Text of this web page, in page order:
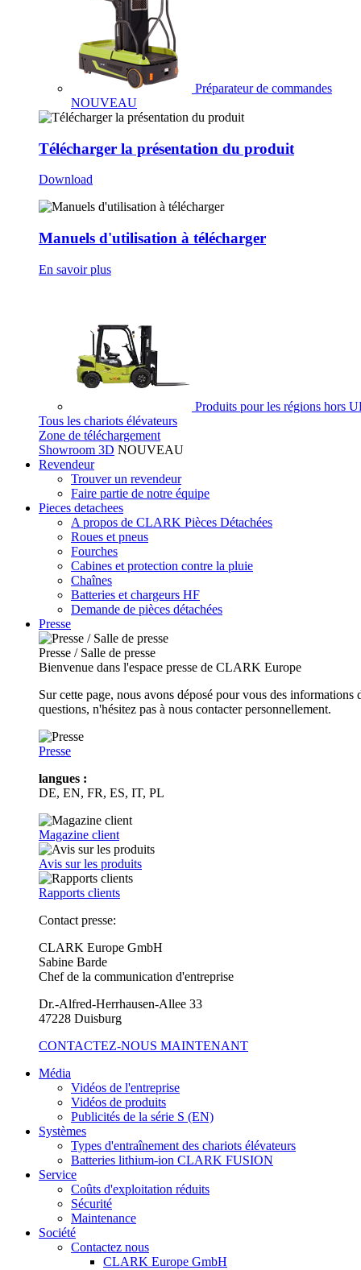
Préparateur de commandes
NOUVEAU
Télécharger la présentation du produit
Download
Manuels d'utilisation à télécharger
En savoir plus
Produits pour les régions hors
Tous les chariots élévateurs
Zone de téléchargement
Showroom 3D NOUVEAU
Revendeur
Trouver un revendeur
Faire partie de notre équipe
Pieces detachees
A propos de CLARK Pièces Détachées
Roues et pneus
Fourches
Cabines et protection contre la pluie
Chaînes
Batteries et chargeurs HF
Demande de pièces détachées
Presse
Presse / Salle de presse
Bienvenue dans l'espace presse de CLARK Europe
Sur cette page, nous avons déposé pour vous des
questions, n'hésitez pas à nous contacter personnellement.
Presse
langues :
DE, EN, FR, ES, IT, PL
Magazine client
Avis sur les produits
Rapports clients
Contact presse:
CLARK Europe GmbH
Sabine Barde
Chef de la communication d'entreprise
Dr.-Alfred-Herrhausen-Allee 33
47228 Duisburg
CONTACTEZ-NOUS MAINTENANT
Média
Vidéos de l'entreprise
Vidéos de produits
Publicités de la série S (EN)
Systèmes
Types d'entraînement des chariots élévateurs
Batteries lithium-ion CLARK FUSION
Service
Coûts d'exploitation réduits
Sécurité
Maintenance
Société
Contactez nous
CLARK Europe GmbH